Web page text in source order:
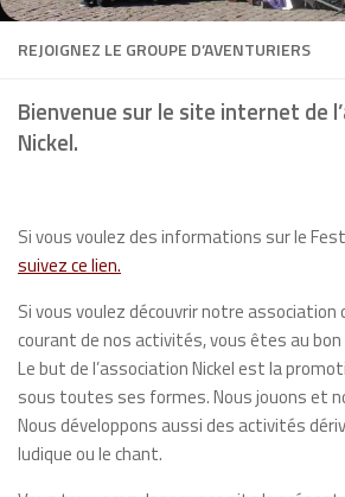
REJOIGNEZ LE GROUPE D’AVENTURIERS
Bienvenue sur le site internet de
Nickel.
Si vous voulez des informations sur le
suivez ce lien.
Si vous voulez découvrir notre association
courant de nos activités, vous êtes au
Le but de l’association Nickel est la
sous toutes ses formes. Nous jouons et
Nous développons aussi des activités
ludique ou le chant.